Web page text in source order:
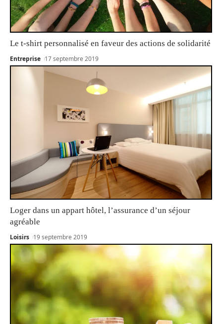
Le t-shirt personnalisé en faveur des actions de solidarité
Entreprise 17 septembre 2019
Loger dans un appart hôtel, l’assurance d’un séjour
agréable
Loisirs 19 septembre 2019